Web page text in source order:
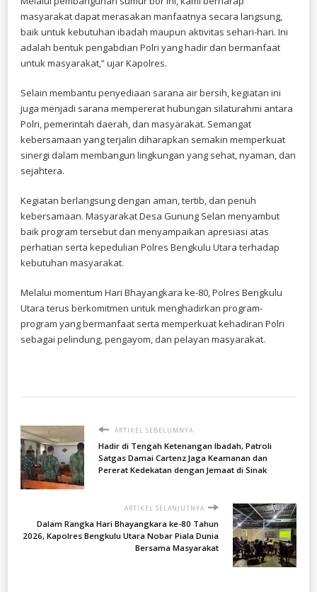
masyarakat dapat merasakan manfaatnya secara langsung,
baik untuk kebutuhan ibadah maupun aktivitas sehari-hari. Ini
adalah bentuk pengabdian Polri yang hadir dan bermanfaat
untuk masyarakat,” ujar Kapolres.
Selain membantu penyediaan sarana air bersih, kegiatan ini
juga menjadi sarana mempererat hubungan silaturahmi antara
Polri, pemerintah daerah, dan masyarakat. Semangat
kebersamaan yang terjalin diharapkan semakin memperkuat
sinergi dalam membangun lingkungan yang sehat, nyaman, dan
sejahtera.
Kegiatan berlangsung dengan aman, tertib, dan penuh
kebersamaan. Masyarakat Desa Gunung Selan menyambut
baik program tersebut dan menyampaikan apresiasi atas
perhatian serta kepedulian Polres Bengkulu Utara terhadap
kebutuhan masyarakat.
Melalui momentum Hari Bhayangkara ke-80, Polres Bengkulu
Utara terus berkomitmen untuk menghadirkan program-
program yang bermanfaat serta memperkuat kehadiran Polri
sebagai pelindung, pengayom, dan pelayan masyarakat.
ARTIKEL SEBELUMNYA
Hadir di Tengah Ketenangan Ibadah, Patroli
Satgas Damai Cartenz Jaga Keamanan dan
Pererat Kedekatan dengan Jemaat di Sinak
ARTIKEL SELANJUTNYA
Dalam Rangka Hari Bhayangkara ke-80 Tahun
2026, Kapolres Bengkulu Utara Nobar Piala Dunia
Bersama Masyarakat